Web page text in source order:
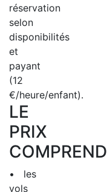
réservation
selon
disponibilités
et
payant
(12
€/heure/enfant).
LE
PRIX
COMPREND
• les
vols